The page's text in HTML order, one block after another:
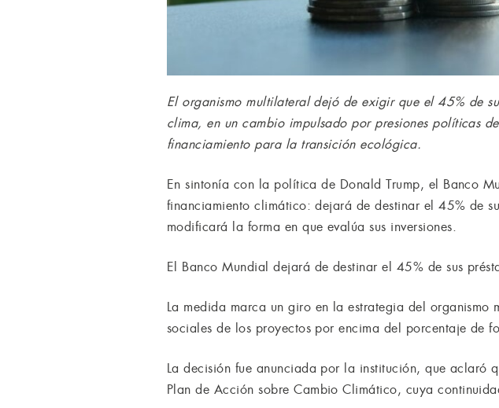
El organismo multilateral dejó de exigir que el 45% de
clima, en un cambio impulsado por presiones políticas
financiamiento para la transición ecológica.
En sintonía con la política de Donald Trump, el Banco
financiamiento climático: dejará de destinar el 45% de
modificará la forma en que evalúa sus inversiones.
El Banco Mundial dejará de destinar el 45% de sus
La medida marca un giro en la estrategia del
sociales de los proyectos por encima del porcentaje de
La decisión fue anunciada por la institución, que aclaró
Plan de Acción sobre Cambio Climático, cuya